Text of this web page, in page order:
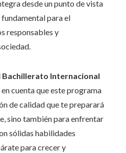
desde un punto de vista
para el
responsables y
Bachillerato Internacional
cuenta que este programa
de calidad que te preparará
sino también para enfrentar
sólidas habilidades
para crecer y